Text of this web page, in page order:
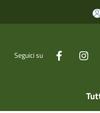
Seguici su